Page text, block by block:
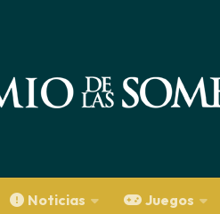
Noticias Juegos